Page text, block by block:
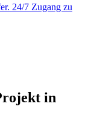
24/7 Zugang zu
in